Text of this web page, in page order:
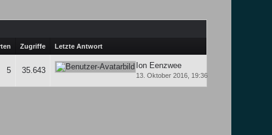
Zugriffe Letzte Antwort
5 35.643
Ion Eenzwee
13. Oktober 2016, 19:36